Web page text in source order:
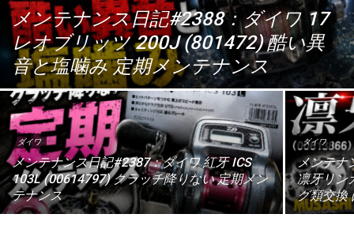
メンテナンス日記#2388：ダイワ 17
レオブリッツ 200J (801472) 酷い異
音と塩噛み 定期メンテナンス
ダイワ
メンテナンス日記#2387：ダイワ 紅牙 ICS
103L (00614797) クラッチ降りない 定期メン
テナンス
ダイワ
メンテナ
凛牙リン
グ類交換